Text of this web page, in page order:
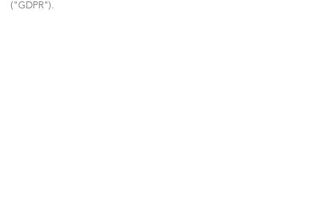
("GDPR").